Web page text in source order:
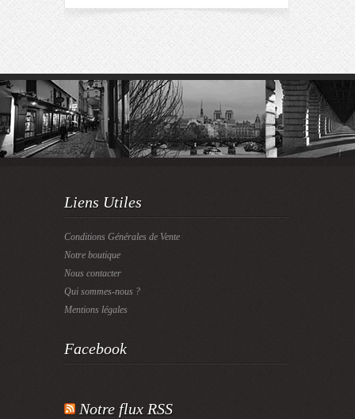
Liens Utiles
Conditions Générales de Vente
Notre boutique
Nous contacter
Qui sommes-nous ?
Mentions légales
Facebook
Notre flux RSS